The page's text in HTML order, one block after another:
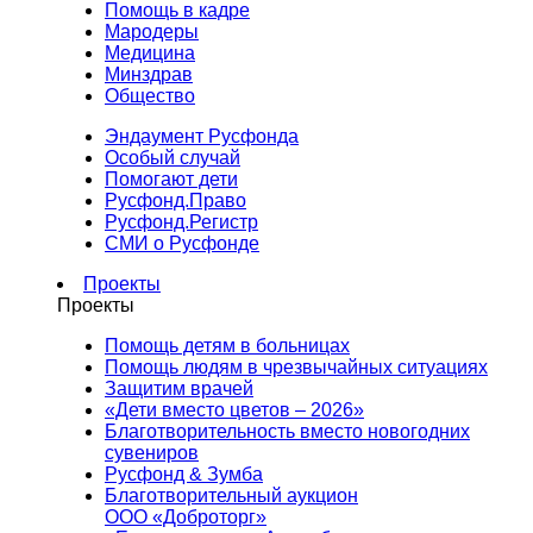
Помощь в кадре
Мародеры
Медицина
Минздрав
Общество
Эндаумент Русфонда
Особый случай
Помогают дети
Русфонд.Право
Русфонд.Регистр
СМИ о Русфонде
Проекты
Проекты
Помощь детям в больницах
Помощь людям в чрезвычайных ситуациях
Защитим врачей
«Дети вместо цветов – 2026»
Благотворительность вместо новогодних
сувениров
Русфонд & Зумба
Благотворительный аукцион
ООО «Доброторг»